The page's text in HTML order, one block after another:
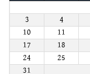
3
4
10
11
17
18
24
25
31